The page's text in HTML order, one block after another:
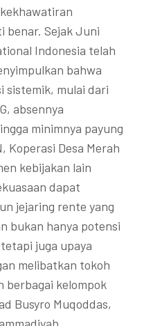
benar. Sejak Juni
Indonesia telah
bahwa
sistemik, mulai dari
absennya
minimnya payung
Koperasi Desa Merah
kebijakan lain
dapat
jejaring rente yang
bukan hanya potensi
juga upaya
melibatkan tokoh
berbagai kelompok
Busyro Muqoddas,